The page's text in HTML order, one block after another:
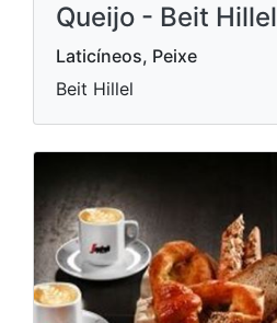
Queijo - Beit Hillel
Laticíneos, Peixe
Beit Hillel